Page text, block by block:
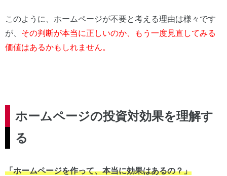
このように、ホームページが不要と考える理由は様々です
が、 その判断が本当に正しいのか、もう一度見直してみる
価値はあるかもしれません。
ホームページの投資対効果を理解す
る
「ホームページを作って、本当に効果はあるの？」